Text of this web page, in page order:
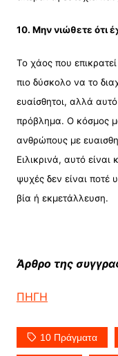
10. Μην νιώθετε ότι
Το χάος που
πιο δύσκολο να το
ευαίσθητοι, αλλά
πρόβλημα. Ο κόσμος
ανθρώπους με
Ειλικρινά, αυτό είναι
ψυχές δεν είναι ποτέ
βία ή εκμετάλλευση.
Άρθρο της
ΠΗΓΗ
10 Πράγματα